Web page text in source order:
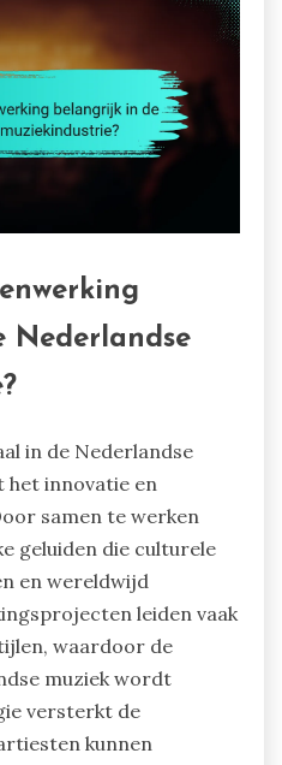
Nederlandse
in de Nederlandse
het innovatie en
samen te werken
geluiden die culturele
en wereldwijd
leiden vaak
waardoor de
muziek wordt
versterkt de
kunnen